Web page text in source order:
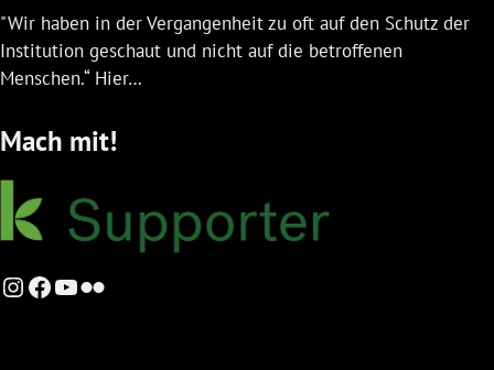
"Wir haben in der Vergangenheit zu oft auf den Schutz der
Institution geschaut und nicht auf die betroffenen
Menschen.“ Hier…
Mach mit!
Instagram
Facebook
YouTube
Flickr